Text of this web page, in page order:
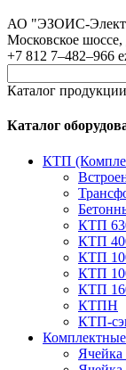
АО "ЭЗОИС-
Московское
+7 812 7–482–966
Каталог продукции
Каталог
КТП
КТП
КТП
КТП
КТП
КТП
КТПН
КТП-